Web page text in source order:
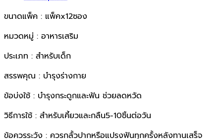
ขนาดแพ็ค : แพ็คx12ซอง
หมวดหมู่ : อาหารเสริม
ประเภท : สำหรับเด็ก
สรรพคุณ : บำรุงร่างกาย
ข้อบ่งใช้ : บำรุงกระดูกและฟัน ช่วยลดหวัด
วิธีการใช้ : สำหรับเคี้ยวและกลืน5-10ชิ้นต่อวัน
ข้อควรระวัง : ควรกลั้วปากหรือแปรงฟันทุกครั้งหลังทานเสร็จ